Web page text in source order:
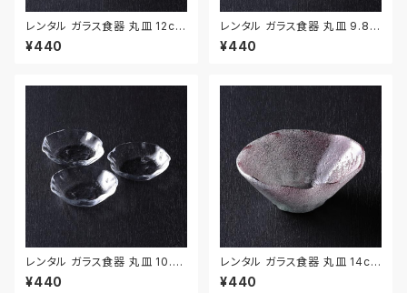
レンタル ガラス食器 丸皿 12cm
2枚セット｜GLM128
¥440
レンタル ガラス食器 丸皿 9.8c
m 2枚セット｜GLM129
¥440
レンタル ガラス食器 丸皿 10.1c
m 3枚セット｜GLM130
¥440
レンタル ガラス食器 丸皿 14cm
｜GLM119
¥440